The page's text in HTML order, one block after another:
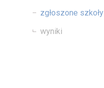
zgłoszone szkoły
wyniki